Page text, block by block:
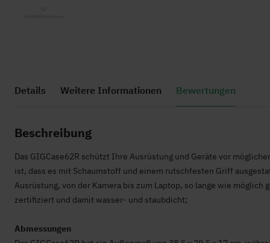
der
Details Weitere Informationen Bewertungen
Beschreibung
Das GIGCase62R schützt Ihre Ausrüstung und Geräte vor
ist, dass es mit Schaumstoff und einem rutschfesten Griff
Ausrüstung, von der Kamera bis zum Laptop, so lange wie möglich
zertifiziert und damit wasser- und staubdicht;
Abmessungen